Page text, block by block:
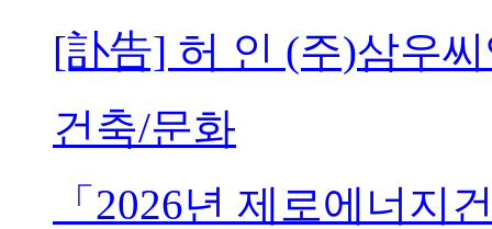
[訃告] 허 인 (주)삼우
건축/문화
「2026년 제로에너지